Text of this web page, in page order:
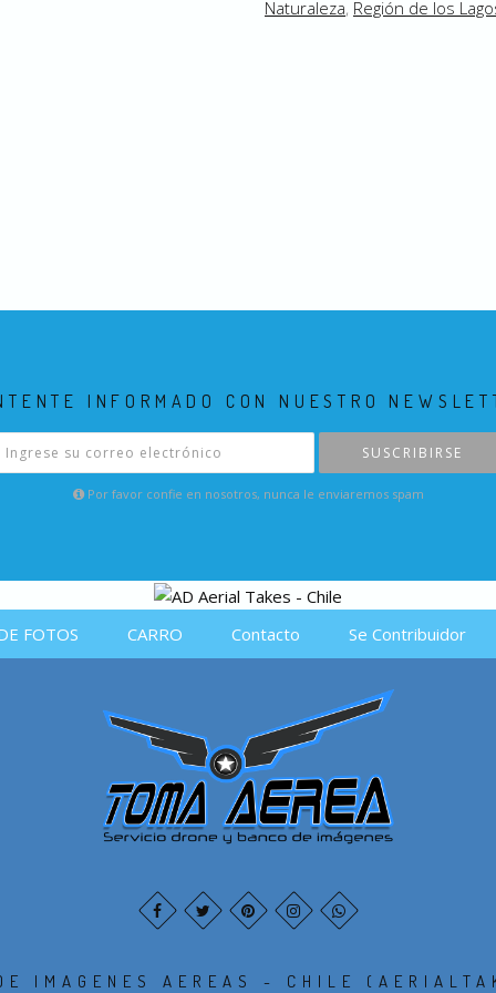
Naturaleza, Región de los
INFORMADO CON NUESTRO
SUSCRIBIRSE
Por favor confie en nosotros, nunca le enviaremos spam
FOTOS CARRO Contacto Se Contribuidor
IMAGENES AEREAS - CHILE